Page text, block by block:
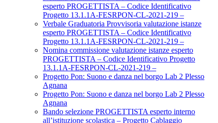
esperto PROGETTISTA – Codice Identificativo
Progetto 13.1.1A-FESRPON-CL-2021-219 –
Verbale Graduatoria Provvisoria valutazione istanze
esperto PROGETTISTA – Codice Identificativo
Progetto 13.1.1A-FESRPON-CL-2021-219 –
Nomina commissione valutazione istanze esperto
PROGETTISTA – Codice Identificativo Progetto
13.1.1A-FESRPON-CL-2021-219 –
Progetto Pon: Suono e danza nel borgo Lab 2 Plesso
Agnana
Progetto Pon: Suono e danza nel borgo Lab 2 Plesso
Agnana
Bando selezione PROGETTISTA esperto interno
all’istituzione scolastica – Progetto Cablaggio